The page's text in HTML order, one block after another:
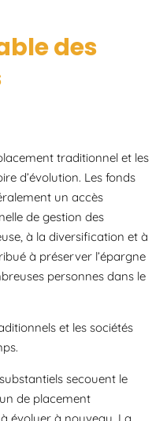
des
traditionnel et les
d’évolution. Les fonds
un accès
de gestion des
à la diversification et à
à préserver l’épargne
personnes dans le
et les sociétés
secouent le
de placement